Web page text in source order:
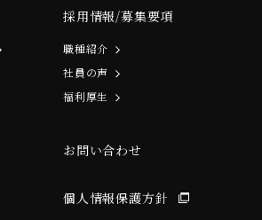
採用情報/募集要項
職種紹介
社員の声
福利厚生
お問い合わせ
個人情報保護方針